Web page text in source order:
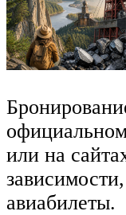
или на
авиабилеты.